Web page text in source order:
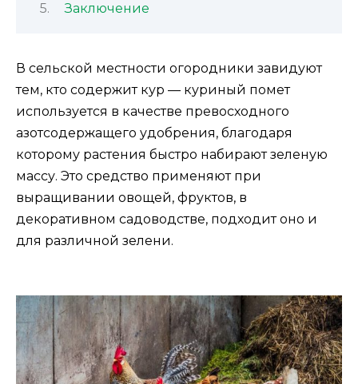
Заключение
В сельской местности огородники завидуют
тем, кто содержит кур — куриный помет
используется в качестве превосходного
азотсодержащего удобрения, благодаря
которому растения быстро набирают зеленую
массу. Это средство применяют при
выращивании овощей, фруктов, в
декоративном садоводстве, подходит оно и
для различной зелени.